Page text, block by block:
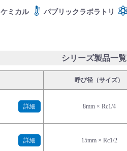
ケミカル パブリックラボラトリ
シリーズ製品一覧
呼び径（サイズ）
詳細 8mm × Rc1/4
詳細 15mm × Rc1/2